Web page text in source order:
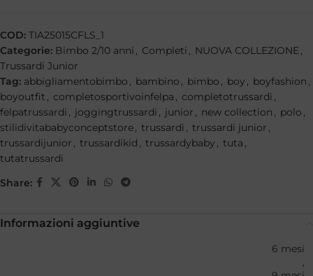
COD: TIA25015CFLS_1
Categorie: Bimbo 2/10 anni , Completi , NUOVA COLLEZIONE,
Trussardi Junior
Tag: abbigliamentobimbo , bambino , bimbo , boy , boyfashion ,
boyoutfit , completosportivoinfelpa , completotrussardi ,
felpatrussardi , joggingtrussardi , junior , new collection , polo ,
stilidivitababyconceptstore, trussardi , trussardi junior ,
trussardijunior , trussardikid , trussardybaby , tuta ,
tutatrussardi
Share:
Informazioni aggiuntive
6 mesi
,